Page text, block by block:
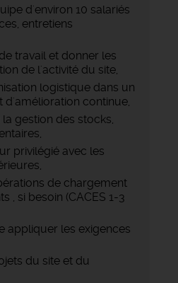
d'environ 10 salariés
entretiens
travail et donner les
de l'activité du site,
logistique dans un
d'amélioration continue,
gestion des stocks,
privilégié avec les
de chargement
, si besoin (CACES 1-3
appliquer les exigences
du site et du